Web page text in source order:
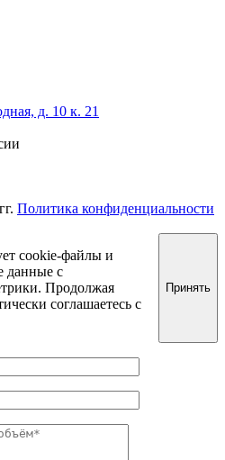
д. 10 к. 21
Политика конфиденциальности
cookie-файлы и
данные с
Продолжая
соглашаетесь с
Принять